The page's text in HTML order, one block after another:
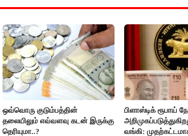
ஒவ்வொரு குடும்பத்தின்
தலையிலும் எவ்வளவு கடன் இருக்கு
தெரியுமா..?
பிளாஸ்டிக் ரூபாய்
வங்கி: